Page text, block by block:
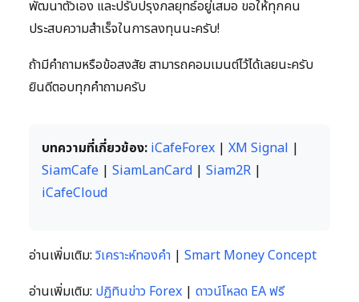
พัฒนาตัวเอง และปรับปรุงกลยุทธ์อยู่เสมอ ขอให้ทุกคน
ประสบความสำเร็จในการลงทุนนะครับ!
ถ้ามีคำถามหรือข้อสงสัย สามารถคอมเมนต์ไว้ได้เลยนะครับ
ยินดีตอบทุกคำถามครับ
บทความที่เกี่ยวข้อง: iCafeForex | XM Signal |
SiamCafe | SiamLanCard | Siam2R |
iCafeCloud
อ่านเพิ่มเติม: วิเคราะห์ทองคำ | Smart Money Concept
อ่านเพิ่มเติม: ปฏิทินข่าว Forex | ดาวน์โหลด EA ฟรี